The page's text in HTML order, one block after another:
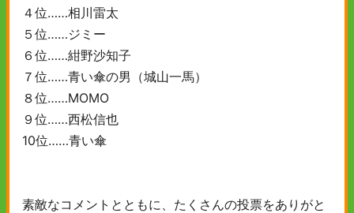
４位……相川雷太
５位……ジミー
６位……紺野沙知子
７位……青い傘の男（城山一馬）
８位……MOMO
９位……西松信也
10位……青い傘
素敵なコメントとともに、たくさんの投票をありがと